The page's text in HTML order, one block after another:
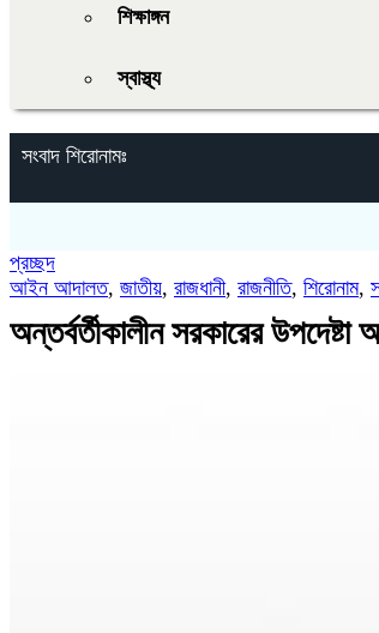
শিক্ষাঙ্গন
স্বাস্থ্য
সংবাদ শিরোনামঃ
প্রচ্ছদ
আইন আদালত, জাতীয়, রাজধানী, রাজনীতি, শিরোনাম,
অন্তর্বর্তীকালীন সরকারের